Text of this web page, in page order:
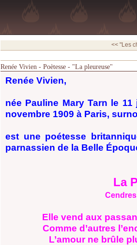
<< "Les
Renée Vivien - Poètesse - "La pleureuse"
Renée Vivien,
née Pauline Mary Tarn le
novembre 1909 à Paris,
est une poétesse
parnassien de la Belle
La
Elle vend aux
Comme d’autres
L’amour ne brûle